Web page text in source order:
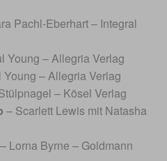
Pachl-Eberhart – Integral
Young – Allegria Verlag
– Allegria Verlag
– Kösel Verlag
– Scarlett Lewis mit Natasha
– Lorna Byrne – Goldmann